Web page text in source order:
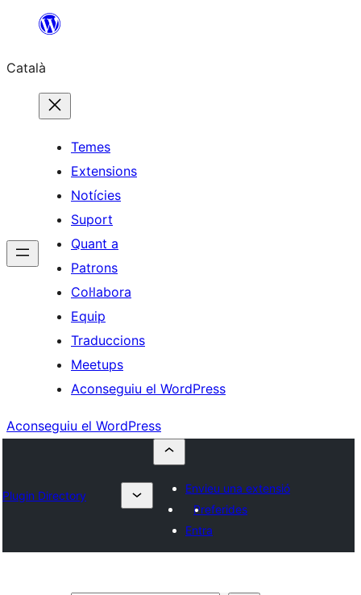
contingut
Català
Temes
Extensions
Notícies
Suport
Quant a
Patrons
Col·labora
Equip
Traduccions
Meetups
Aconseguiu el WordPress
Aconseguiu el WordPress
Plugin Directory
Envieu una extensió
Preferides
Entra